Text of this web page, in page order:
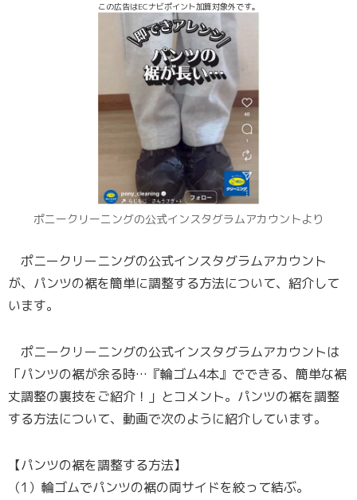
この広告はECナビポイント加算対象外です。
ポニークリーニングの公式インスタグラムアカウントより
ポニークリーニングの公式インスタグラムアカウント
が、パンツの裾を簡単に調整する方法について、紹介して
います。
ポニークリーニングの公式インスタグラムアカウントは
「パンツの裾が余る時…『輪ゴム4本』でできる、簡単な裾
丈調整の裏技をご紹介！」とコメント。パンツの裾を調整
する方法について、動画で次のように紹介しています。
【パンツの裾を調整する方法】
（1）輪ゴムでパンツの裾の両サイドを絞って結ぶ。